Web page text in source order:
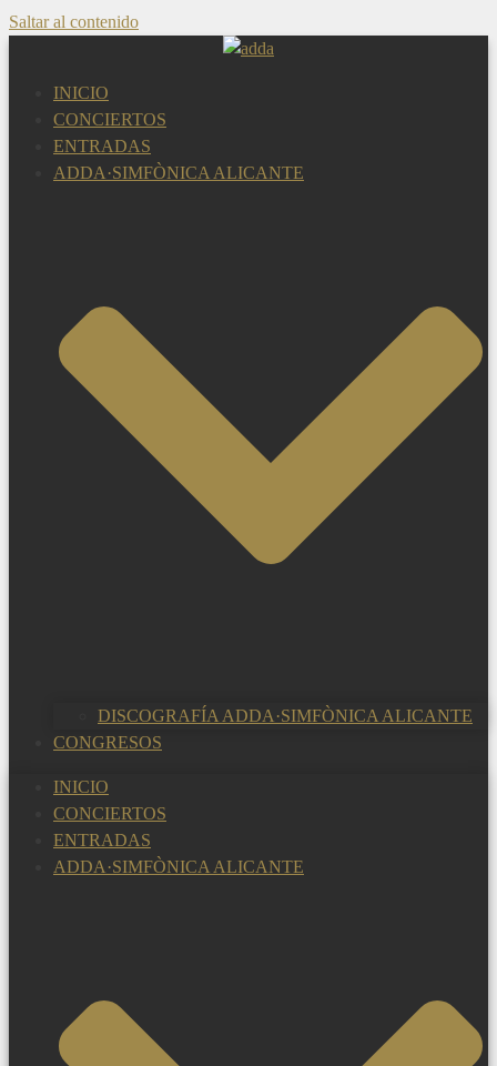
Saltar al contenido
INICIO
CONCIERTOS
ENTRADAS
ADDA·SIMFÒNICA ALICANTE
DISCOGRAFÍA ADDA·SIMFÒNICA ALICANTE
CONGRESOS
INICIO
CONCIERTOS
ENTRADAS
ADDA·SIMFÒNICA ALICANTE